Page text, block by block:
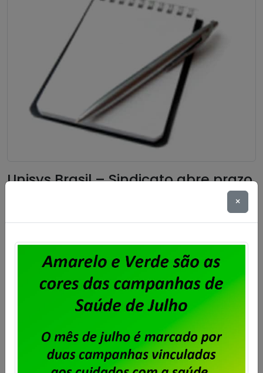
Unisys Brasil – Sindicato abre prazo
para apresentação de cartas de
fortalecimento sindical
Publicado porImprensa em06/08/2026.
Após o encerramento da negociação do Acordo de
Coletivo de Trabalho (ACT) 2026/2028 dos
trabalhadores e trabalhadoras da Unisys Brasil, será
cobrada a Contribuição para Custeio Sindical,
conforme aprovado em assembleia. O desconto
previsto é de 50% de um único dia de salário vigente
×